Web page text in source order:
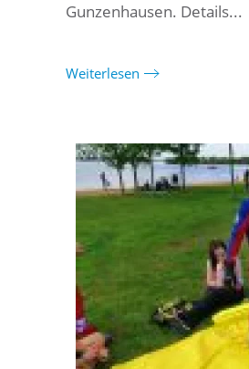
Gunzenhausen. Details...
Weiterlesen